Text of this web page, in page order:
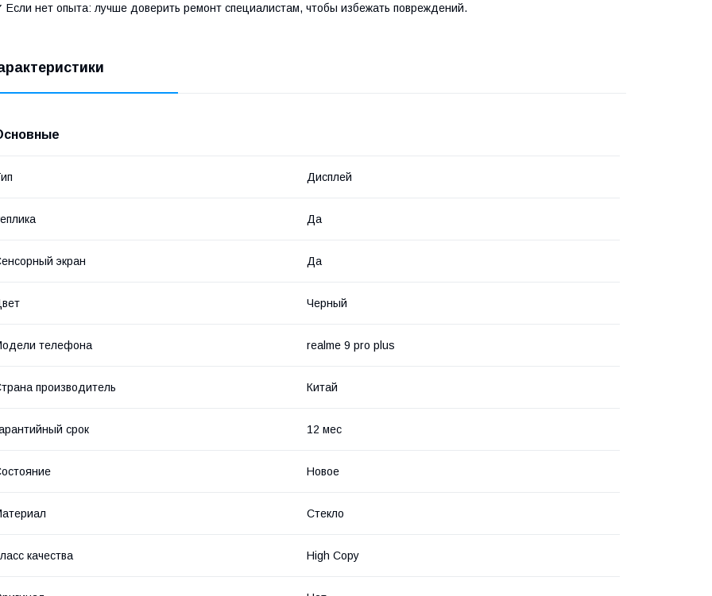
Если нет опыта: лучше доверить ремонт специалистам, чтобы избежать повреждений.
Дисплей
Да
экран Да
Черный
телефона realme 9 pro plus
производитель Китай
срок 12 мес
Новое
Стекло
качества High Copy